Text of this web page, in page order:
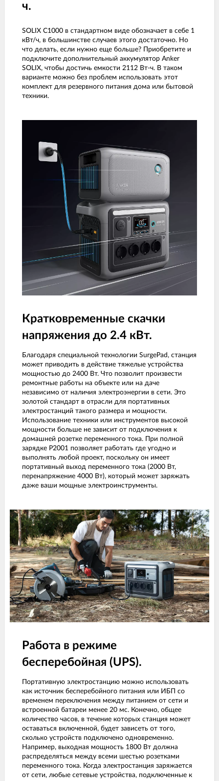
ч.
SOLIX C1000 в стандартном виде обозначает в себе 1
кВт/ч, в большинстве случаев этого достаточно. Но
что делать, если нужно еще больше? Приобретите и
подключите дополнительный аккумулятор Anker
SOLIX, чтобы достичь емкости 2112 Вт-ч. В таком
варианте можно без проблем использовать этот
комплект для резервного питания дома или бытовой
техники.
Кратковременные скачки
напряжения до 2.4 кВт.
Благодаря специальной технологии SurgePad, станция
может приводить в действие тяжелые устройства
мощностью до 2400 Вт. Что позволит произвести
ремонтные работы на объекте или на даче
независимо от наличия электроэнергии в сети. Это
золотой стандарт в отрасли для портативных
электростанций такого размера и мощности.
Использование техники или инструментов высокой
мощности больше не зависит от подключения к
домашней розетке переменного тока. При полной
зарядке P2001 позволяет работать где угодно и
выполнять любой проект, поскольку он имеет
портативный выход переменного тока (2000 Вт,
перенапряжение 4000 Вт), который может заряжать
даже ваши мощные электроинструменты.
Работа в режиме
бесперебойная (UPS).
Портативную электростанцию можно использовать
как источник бесперебойного питания или ИБП со
временем переключения между питанием от сети и
встроенной батареи менее 20 мс. Конечно, общее
количество часов, в течение которых станция может
оставаться включенной, будет зависеть от того,
сколько устройств подключено одновременно.
Например, выходная мощность 1800 Вт должна
распределяться между всеми шестью розетками
переменного тока. Когда электростанция заряжается
от сети, любые сетевые устройства, подключенные к